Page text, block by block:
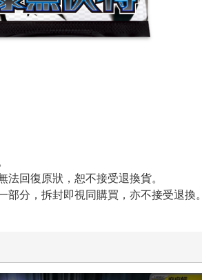
回復原狀，恕不接受退換貨。
分，拆封即視同購買，亦不接受退換。